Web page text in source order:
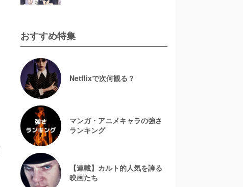
おすすめ特集
Netflixで次何観る？
マンガ・アニメキャラの強さ
ランキング
【連載】カルト的人気を誇る
映画たち